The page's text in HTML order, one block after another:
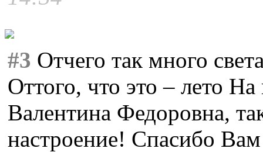
#3 Отчего так много
Оттого, что это – лето
Валентина Федоровна,
настроение! Спасибо